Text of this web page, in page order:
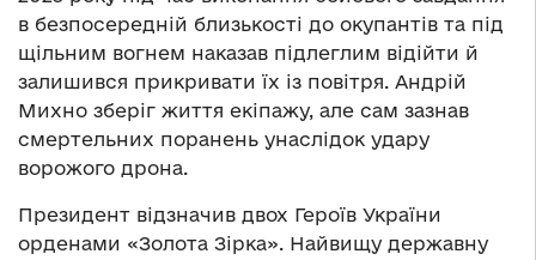
в безпосередній близькості до окупантів та під
щільним вогнем наказав підлеглим відійти й
залишився прикривати їх із повітря. Андрій
Михно зберіг життя екіпажу, але сам зазнав
смертельних поранень унаслідок удару
ворожого дрона.
Президент відзначив двох Героїв України
орденами «Золота Зірка». Найвищу державну